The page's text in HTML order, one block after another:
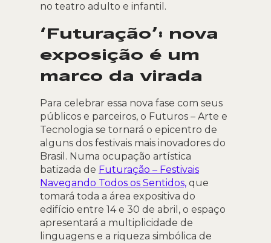
no teatro adulto e infantil.
‘Futuração’: nova
exposição é um
marco da virada
Para celebrar essa nova fase com seus
públicos e parceiros, o Futuros – Arte e
Tecnologia se tornará o epicentro de
alguns dos festivais mais inovadores do
Brasil. Numa ocupação artística
batizada de Futuração – Festivais
Navegando Todos os Sentidos, que
tomará toda a área expositiva do
edifício entre 14 e 30 de abril, o espaço
apresentará a multiplicidade de
linguagens e a riqueza simbólica de